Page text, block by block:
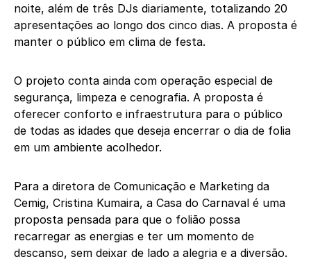
noite, além de três DJs diariamente, totalizando 20
apresentações ao longo dos cinco dias. A proposta é
manter o público em clima de festa.
O projeto conta ainda com operação especial de
segurança, limpeza e cenografia. A proposta é
oferecer conforto e infraestrutura para o público
de todas as idades que deseja encerrar o dia de folia
em um ambiente acolhedor.
Para a diretora de Comunicação e Marketing da
Cemig, Cristina Kumaira, a Casa do Carnaval é uma
proposta pensada para que o folião possa
recarregar as energias e ter um momento de
descanso, sem deixar de lado a alegria e a diversão.